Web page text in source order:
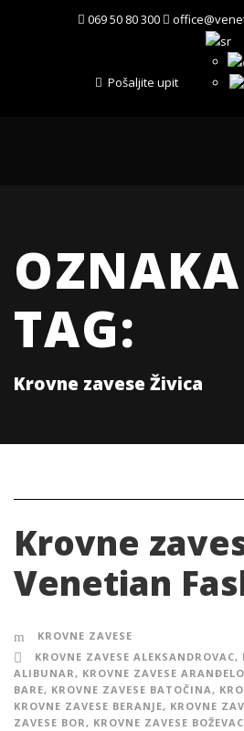
069 50 80 300
Pošaljite upit
TAG:
Krovne zavese Živica
Krovne
Venetian
KROVNE ZAVESE
KROVNE ZAVESE ALEKSANDROVAC,
ALIBUNAR, KROVNE ZAVESE
BARE, KROVNE ZAVESE BATOČINA,
KROVNE ZAVESE BERANJE, KROVNE
ZAVESE BOR, KROVNE ZAVESE BOŽEVAC